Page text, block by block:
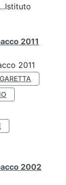
2011
2011
2002